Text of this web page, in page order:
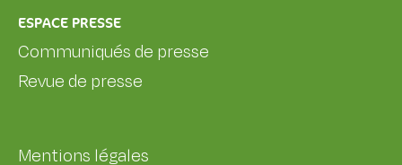
ESPACE PRESSE
Communiqués de presse
Revue de presse
Mentions légales